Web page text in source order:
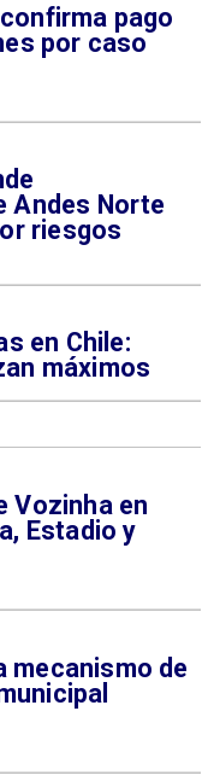
pago
por caso
Andes Norte
riesgos
en Chile:
máximos
Vozinha en
Estadio y
mecanismo de